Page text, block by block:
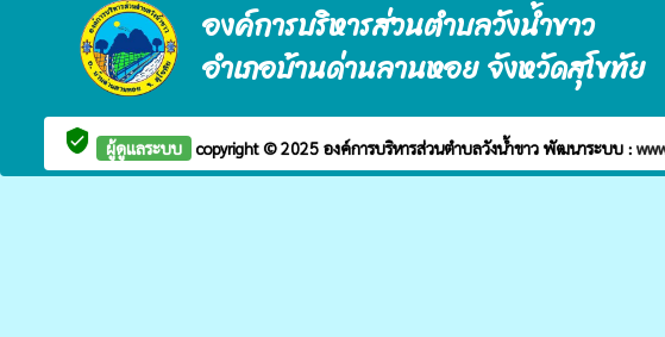
องค์การบริหารส่วนตำบลวังน้ำขาว
อำเภอบ้านด่านลานหอย จังหวัดสุโขทัย
verified_user ผู้ดูแลระบบ copyright © 2025 องค์การบริหารส่วนตำบลวังน้ำขาว พัฒนาระบบ :